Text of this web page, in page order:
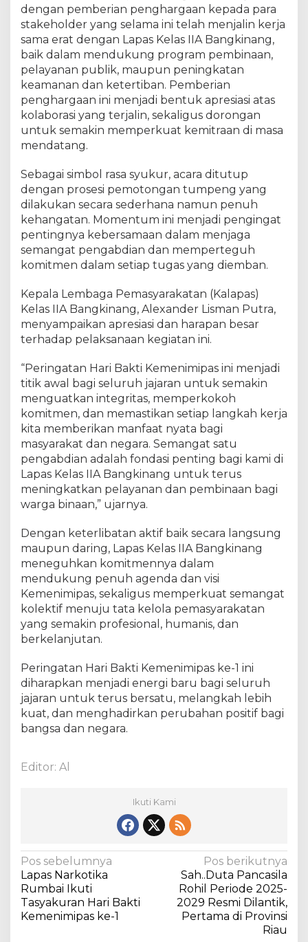
m
a
n
g
a
t
S
t
u
n
g
a
b
d
i
a
dengan pemberian penghargaan kepada para
stakeholder yang selama ini telah menjalin kerja
sama erat dengan Lapas Kelas IIA Bangkinang,
baik dalam mendukung program pembinaan,
pelayanan publik, maupun peningkatan
keamanan dan ketertiban. Pemberian
penghargaan ini menjadi bentuk apresiasi atas
kolaborasi yang terjalin, sekaligus dorongan
untuk semakin memperkuat kemitraan di masa
mendatang.
Sebagai simbol rasa syukur, acara ditutup
dengan prosesi pemotongan tumpeng yang
dilakukan secara sederhana namun penuh
kehangatan. Momentum ini menjadi pengingat
pentingnya kebersamaan dalam menjaga
semangat pengabdian dan memperteguh
komitmen dalam setiap tugas yang diemban.
Kepala Lembaga Pemasyarakatan (Kalapas)
Kelas IIA Bangkinang, Alexander Lisman Putra,
menyampaikan apresiasi dan harapan besar
terhadap pelaksanaan kegiatan ini.
“Peringatan Hari Bakti Kemenimipas ini menjadi
titik awal bagi seluruh jajaran untuk semakin
menguatkan integritas, memperkokoh
komitmen, dan memastikan setiap langkah kerja
kita memberikan manfaat nyata bagi
masyarakat dan negara. Semangat satu
pengabdian adalah fondasi penting bagi kami di
Lapas Kelas IIA Bangkinang untuk terus
meningkatkan pelayanan dan pembinaan bagi
warga binaan,” ujarnya.
Dengan keterlibatan aktif baik secara langsung
maupun daring, Lapas Kelas IIA Bangkinang
meneguhkan komitmennya dalam
mendukung penuh agenda dan visi
Kemenimipas, sekaligus memperkuat semangat
kolektif menuju tata kelola pemasyarakatan
yang semakin profesional, humanis, dan
berkelanjutan.
Peringatan Hari Bakti Kemenimipas ke-1 ini
diharapkan menjadi energi baru bagi seluruh
jajaran untuk terus bersatu, melangkah lebih
kuat, dan menghadirkan perubahan positif bagi
bangsa dan negara.
Editor: Al
Ikuti Kami
N
a
v
i
Pos sebelumnya
Lapas Narkotika
Rumbai Ikuti
Tasyakuran Hari Bakti
Kemenimipas ke-1
Pos berikutnya
Sah..Duta Pancasila
Rohil Periode 2025-
2029 Resmi Dilantik,
Pertama di Provinsi
Riau